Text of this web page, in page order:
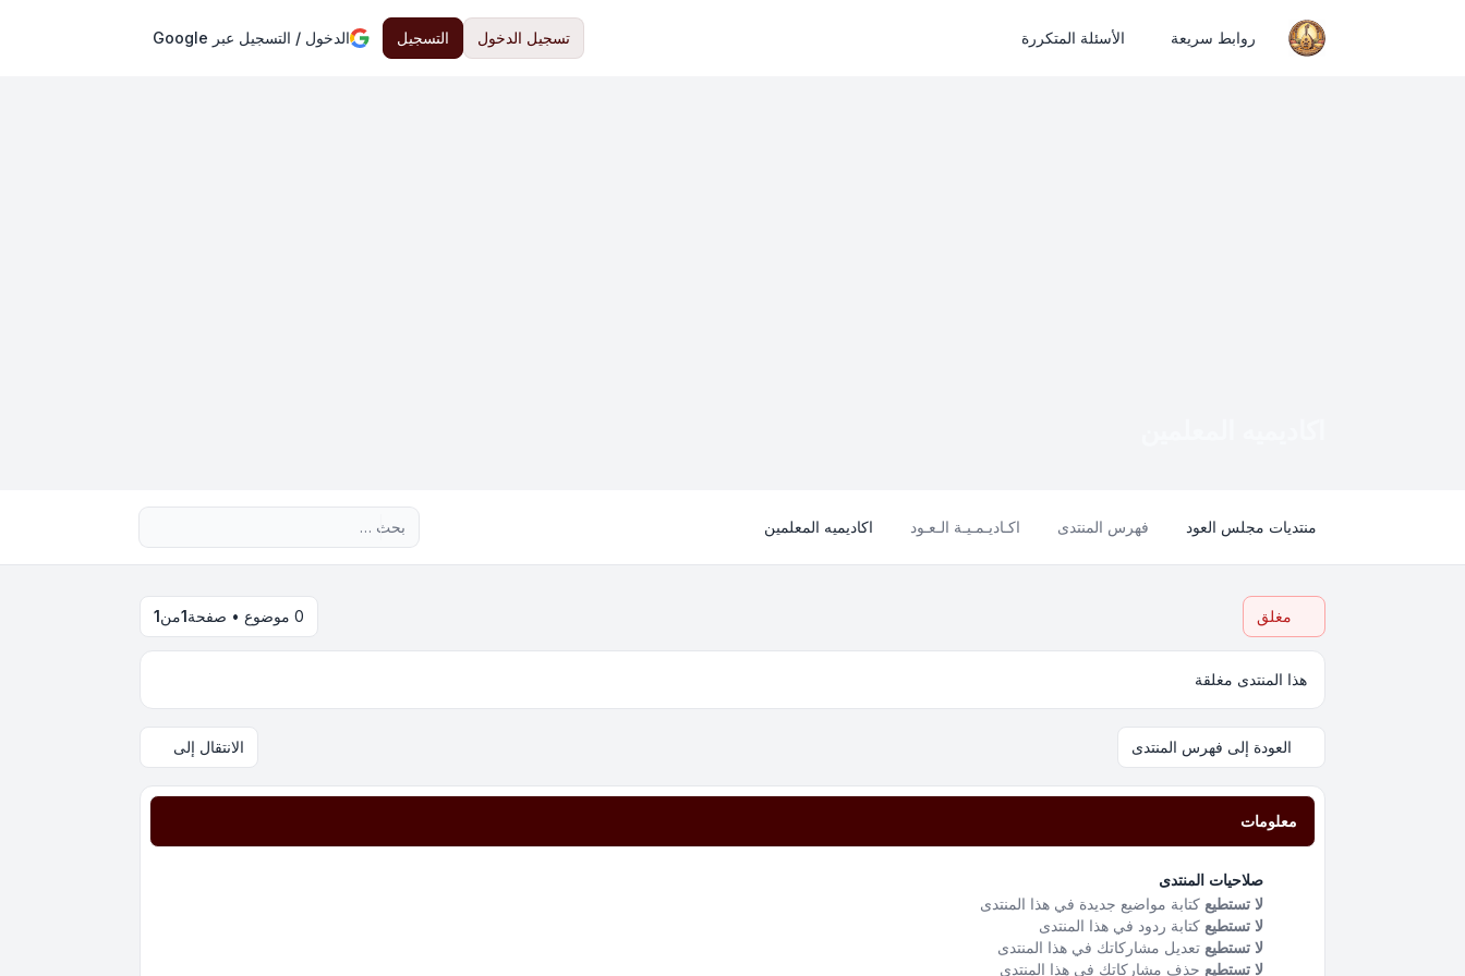
روابط سريعة الأسئلة المتكررة تسجيل الدخول التسجيل الدخول / التسجيل عبر Google
منتديات مجلس العود فهرس المنتدى اكـاديـمـيـة الـعـود اكاديميه المعلمين
مغلق 0 موضوع • صفحة 1من1
هذا المنتدى مغلقة
العودة إلى فهرس المنتدى الانتقال إلى
معلومات
صلاحيات المنتدى
لا تستطيع كتابة مواضيع جديدة في هذا المنتدى
لا تستطيع كتابة ردود في هذا المنتدى
لا تستطيع تعديل مشاركاتك في هذا المنتدى
لا تستطيع حذف مشاركاتك في هذا المنتدى